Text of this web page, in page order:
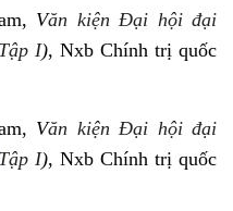
Văn kiện Đại hội đại
I), Nxb Chính trị quốc
Văn kiện Đại hội đại
I), Nxb Chính trị quốc